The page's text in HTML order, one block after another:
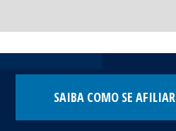
SAIBA COMO SE AFILIAR